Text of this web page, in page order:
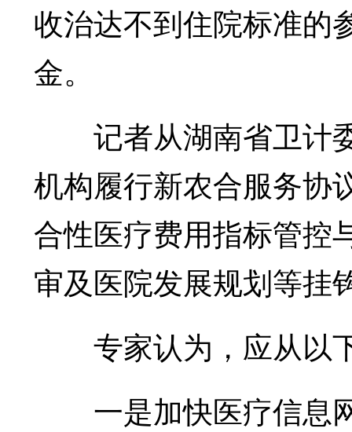
收治达不到住院标准的
金。
记者从湖南省卫计
机构履行新农合服务协
合性医疗费用指标管控
审及医院发展规划等挂
专家认为，应从以
一是加快医疗信息